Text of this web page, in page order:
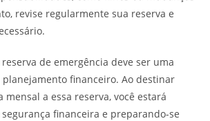
revise regularmente sua reserva e
de emergência deve ser uma
financeiro. Ao destinar
a essa reserva, você estará
financeira e preparando-se